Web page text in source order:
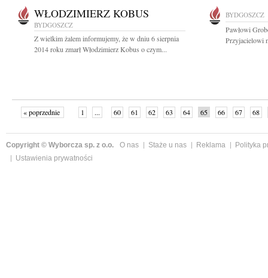
WŁODZIMIERZ KOBUS
BYDGOSZCZ
Z wielkim żalem informujemy, że w dniu 6 sierpnia
2014 roku zmarł Włodzimierz Kobus o czym...
BYDGOSZCZ
Pawłowi
Przyjacielowi
« poprzednie 1 ... 60 61 62 63 64 65 66 67
68
Copyright © Wyborcza sp. z o.o. O nas Staże u nas Reklama
Polityka
Ustawienia prywatności